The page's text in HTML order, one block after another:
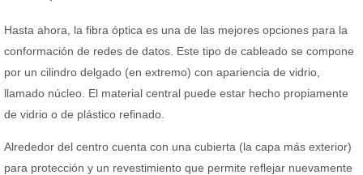
Hasta ahora, la fibra óptica es una de las mejores opciones para la
conformación de redes de datos. Este tipo de cableado se compone
por un cilindro delgado (en extremo) con apariencia de vidrio,
llamado núcleo. El material central puede estar hecho propiamente
de vidrio o de plástico refinado.
Alrededor del centro cuenta con una cubierta (la capa más exterior)
para protección y un revestimiento que permite reflejar nuevamente